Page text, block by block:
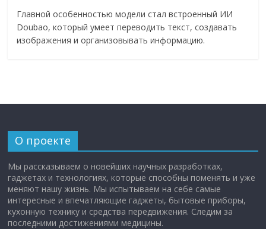
Главной особенностью модели стал встроенный ИИ
Doubao, который умеет переводить текст, создавать
изображения и организовывать информацию.
О проекте
Мы рассказываем о новейших научных разработках,
гаджетах и технологиях, которые способны поменять и уже
меняют нашу жизнь. Мы испытываем на себе самые
интересные и впечатляющие гаджеты, бытовые приборы,
кухонную технику и средства передвижения. Следим за
последними достижениями медицины.